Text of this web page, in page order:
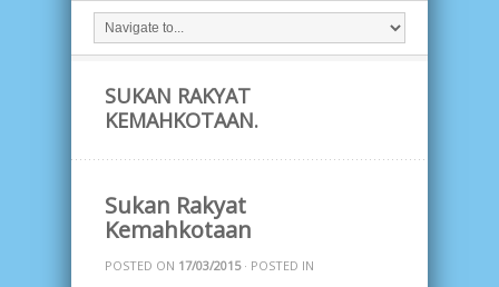
SUKAN RAKYAT
KEMAHKOTAAN.
Sukan Rakyat
Kemahkotaan
POSTED ON 17/03/2015· POSTED IN